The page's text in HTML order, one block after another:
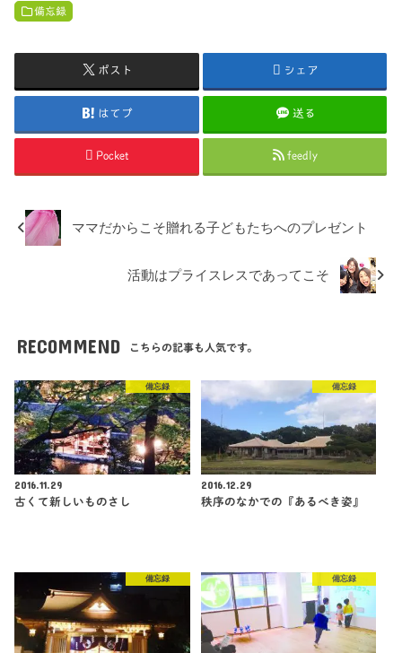
備忘録
ポスト シェア
はてブ 送る
Pocket feedly
ママだからこそ贈れる子どもたちへのプレゼント
活動はプライスレスであってこそ
RECOMMEND こちらの記事も人気です。
備忘録
2016.11.29
古くて新しいものさし
備忘録
2016.12.29
秩序のなかでの『あるべき姿』
備忘録 備忘録